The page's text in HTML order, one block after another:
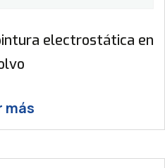
electrostática en
más